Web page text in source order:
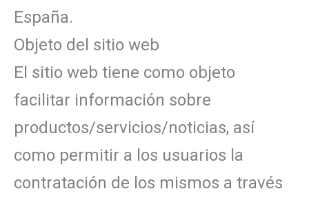
España.
Objeto del sitio web
El sitio web tiene como objeto
facilitar información sobre
productos/servicios/noticias, así
como permitir a los usuarios la
contratación de los mismos a través